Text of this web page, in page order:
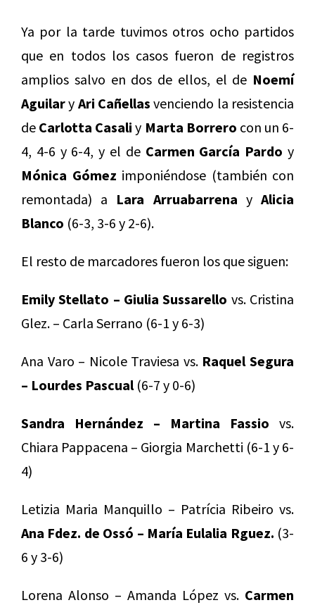
Ya por la tarde tuvimos otros ocho partidos
que en todos los casos fueron de registros
amplios salvo en dos de ellos, el de Noemí
Aguilary Ari Cañellas venciendo la resistencia
de Carlotta Casali y Marta Borrero con un 6-
4, 4-6 y 6-4, y el de Carmen García Pardo y
Mónica Gómez imponiéndose (también con
remontada) a Lara Arruabarrena yAlicia
Blanco (6-3, 3-6 y 2-6).
El resto de marcadores fueron los que siguen:
Emily Stellato – Giulia Sussarello vs. Cristina
Glez. – Carla Serrano (6-1 y 6-3)
Ana Varo – Nicole Traviesa vs. Raquel Segura
– Lourdes Pascual(6-7 y 0-6)
Sandra Hernández – Martina Fassio vs.
Chiara Pappacena – Giorgia Marchetti (6-1 y 6-
4)
Letizia Maria Manquillo – Patrícia Ribeiro vs.
Ana Fdez. de Ossó – María Eulalia Rguez. (3-
6 y 3-6)
Lorena Alonso – Amanda López vs. Carmen